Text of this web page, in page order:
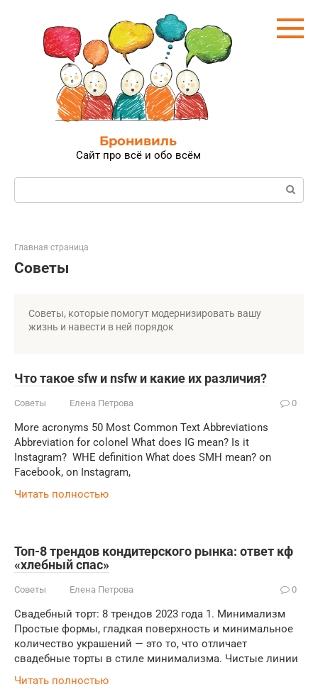
контенту
Бронивиль
Сайт про всё и обо всём
Поиск:
Главная страница
Советы
Советы, которые помогут модернизировать вашу
жизнь и навести в ней порядок
Что такое sfw и nsfw и какие их различия?
Советы Елена Петрова 0
More acronyms 50 Most Common Text Abbreviations
Abbreviation for colonel What does IG mean? Is it
Instagram? ️ WHE definition What does SMH mean? on
Facebook, on Instagram,
Читать полностью
Топ-8 трендов кондитерского рынка: ответ кф
«хлебный спас»
Советы Елена Петрова 0
Свадебный торт: 8 трендов 2023 года 1. Минимализм
Простые формы, гладкая поверхность и минимальное
количество украшений — это то, что отличает
свадебные торты в стиле минимализма. Чистые линии
Читать полностью